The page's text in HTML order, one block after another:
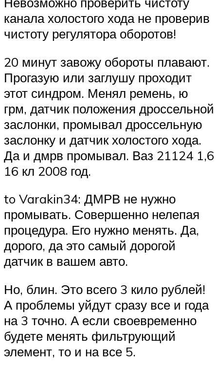
канала холостого хода не проверив
чистоту регулятора оборотов!
20 минут завожу обороты плавают.
Прогазую или заглушу проходит
этот синдром. Менял ремень, ю
грм, датчик положения дроссельной
заслонки, промывал дроссельную
заслонку и датчик холостого хода.
Да и дмрв промывал. Ваз 21124 1,6
16 кл 2008 год.
to Varakin34: ДМРВ не нужно
промывать. Совершенно нелепая
процедура. Его нужно менять. Да,
дорого, да это самый дорогой
датчик в вашем авто.
Но, блин. Это всего 3 кило рублей!
А проблемы уйдут сразу все и года
на 3 точно. А если своевременно
будете менять фильтрующий
элемент, то и на все 5.